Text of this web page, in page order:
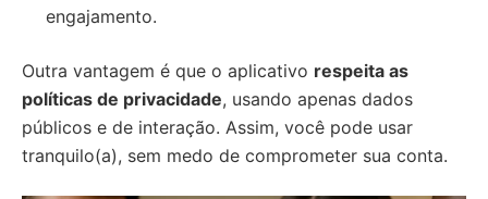
engajamento.
Outra vantagem é que o aplicativo respeita as
políticas de privacidade, usando apenas dados
públicos e de interação. Assim, você pode usar
tranquilo(a), sem medo de comprometer sua conta.